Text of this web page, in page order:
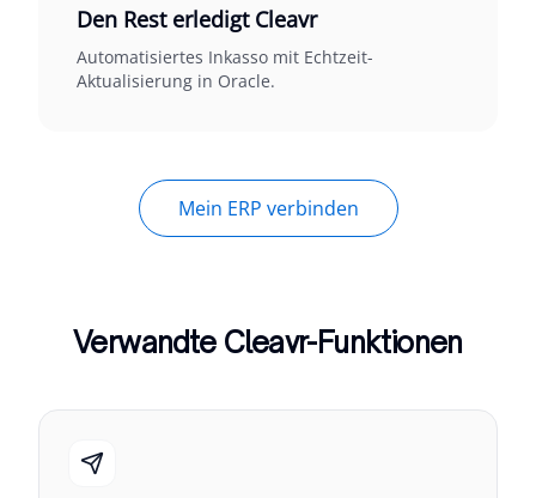
Den Rest erledigt Cleavr
Automatisiertes Inkasso mit Echtzeit-
Aktualisierung in Oracle.
Mein ERP verbinden
Verwandte Cleavr-Funktionen